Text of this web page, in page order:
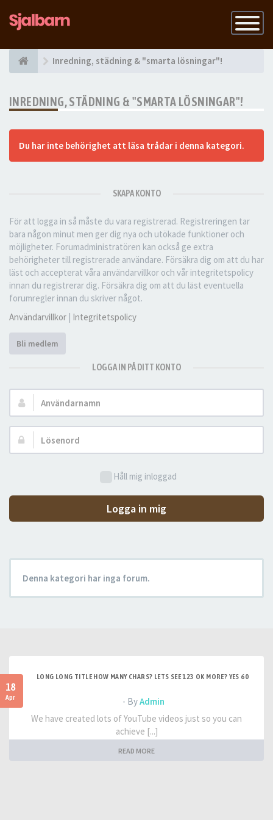
Slå
på
Inredning, städning & "smarta lösningar"!
INREDNING, STÄDNING & "SMARTA LÖSNINGAR"!
Du har inte behörighet att läsa trådar i denna kategori.
SKAPA KONTO
För att logga in så måste du vara registrerad. Registreringen tar
bara någon minut men ger dig nya och utökade funktioner och
möjligheter. Forumadministratören kan också ge extra
behörigheter till registrerade användare. Försäkra dig om att du har
läst och accepterat våra användarvillkor och vår integritetspolicy
innan du registrerar dig. Försäkra dig om att du läst eventuella
forumregler innan du skriver något.
Användarvillkor | Integritetspolicy
Bli medlem
LOGGA IN PÅ DITT KONTO
Användarnamn:
Lösenord:
Håll mig inloggad
Logga in mig
Denna kategori har inga forum.
18
Apr
LONG LONG TITLE HOW MANY CHARS? LETS SEE 123 OK MORE? YES 60
- ByAdmin
We have created lots of YouTube videos just so you can
achieve [...]
READ MORE